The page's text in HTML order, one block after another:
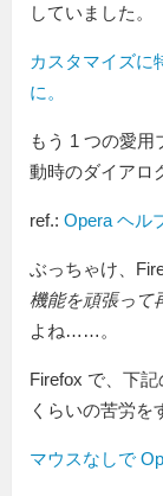
していました。
カスタマイズに
に。
もう 1 つの愛
動時のダイアロ
ref.: Opera ヘル
ぶっちゃけ、
機能を頑張って
よね……。
Firefox で、下
くらいの苦労
マウスなしで